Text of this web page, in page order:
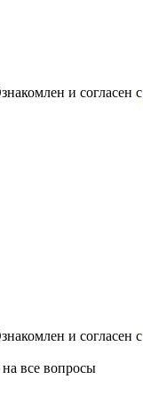
и согласен с
и согласен с
все вопросы